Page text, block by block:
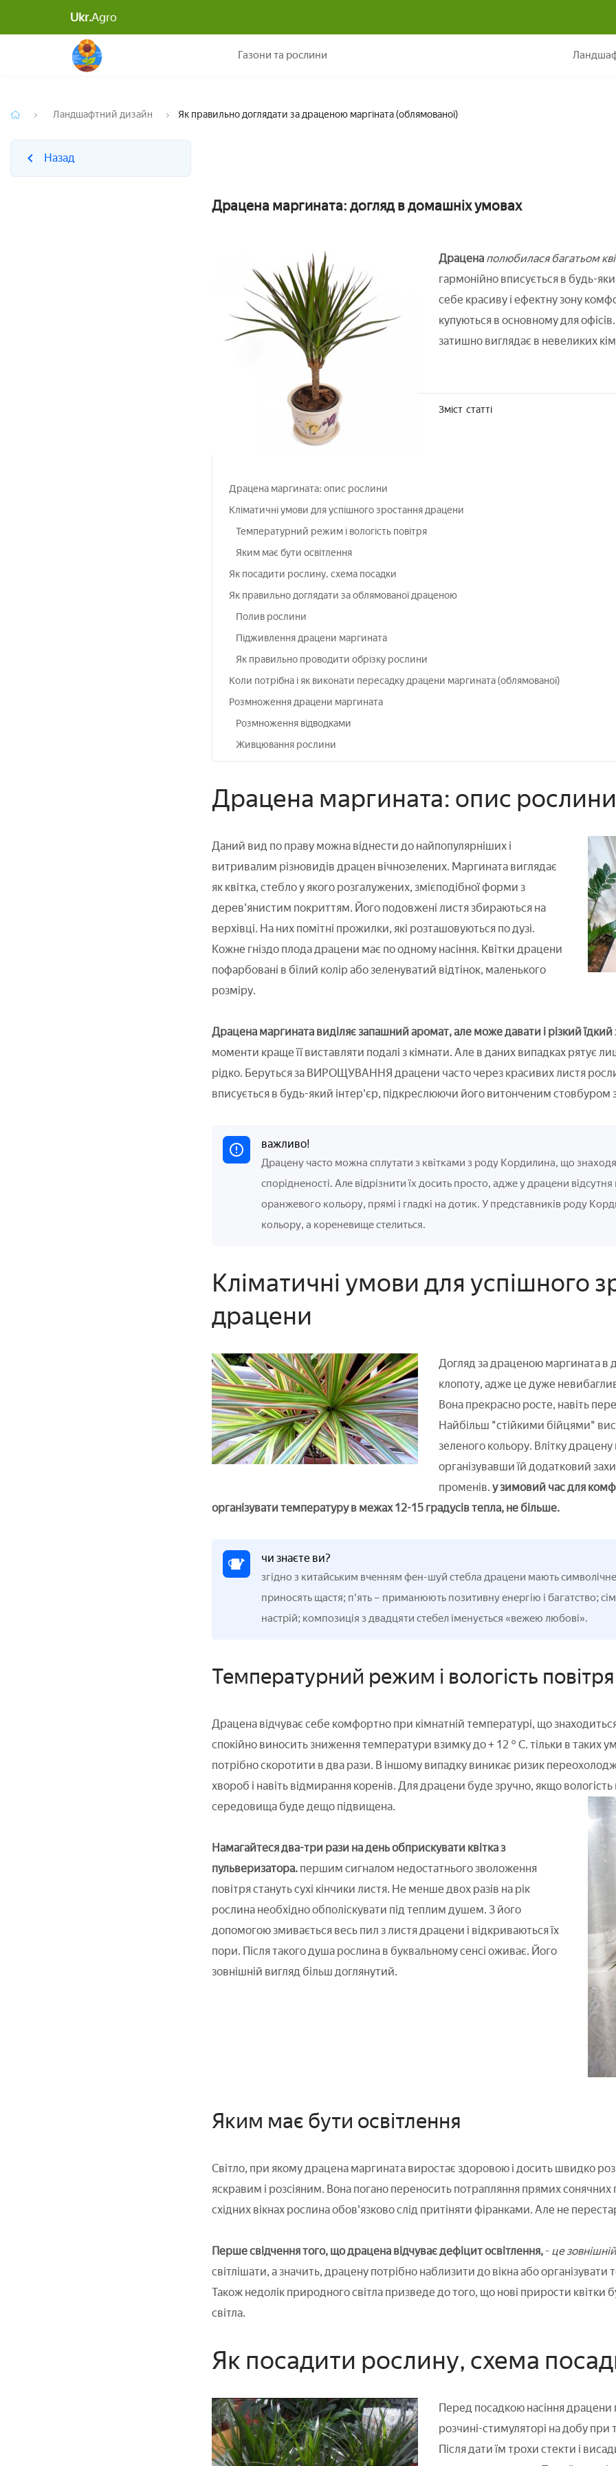
Ukr.Agro
Газони та рослини
Назад
Ландшафтний дизайн Як правильно доглядати за драценою маргіната (облямованої)
Назад
Драцена маргината: догляд в домашніх умовах
Драцена полюбилася багатьом
гармонійно вписується в будь-
себе красиву і ефектну зону
купуються в основному для
затишно виглядає в невеликих
Зміст статті
Драцена маргината: опис рослини
Кліматичні умови для успішного зростання драцени
Температурний режим і вологість повітря
Яким має бути освітлення
Як посадити рослину, схема посадки
Як правильно доглядати за облямованої драценою
Полив рослини
Підживлення драцени маргината
Як правильно проводити обрізку рослини
Коли потрібна і як виконати пересадку драцени маргината (облямованої)
Розмноження драцени маргината
Розмноження відводками
Живцювання рослини
Драцена маргината: опис рослини
Даний вид по праву можна віднести до найпопулярніших і
витривалим різновидів драцен вічнозелених. Маргината виглядає
як квітка, стебло у якого розгалужених, змієподібної форми з
дерев'янистим покриттям. Його подовжені листя збираються на
верхівці. На них помітні прожилки, які розташовуються по дузі.
Кожне гніздо плода драцени має по одному насіння. Квітки драцени
пофарбовані в білий колір або зеленуватий відтінок, маленького
розміру.
Драцена маргината виділяє запашний аромат, але може давати і різкий їдкий
моменти краще її виставляти подалі з кімнати. Але в даних випадках рятує
рідко. Беруться за ВИРОЩУВАННЯ драцени часто через красивих листя
вписується в будь-який інтер'єр, підкреслюючи його витонченим стовбуром
важливо!
Драцену часто можна сплутати з квітками з роду Кордилина, що
спорідненості. Але відрізнити їх досить просто, адже у драцени
оранжевого кольору, прямі і гладкі на дотик. У представників роду
кольору, а кореневище стелиться.
Кліматичні умови для успішного
драцени
Догляд за драценою маргината в
клопоту, адже це дуже
Вона прекрасно росте, навіть
Найбільш "стійкими бійцями"
зеленого кольору. Влітку
організувавши їй додатковий
променів. у зимовий час для
організувати температуру в межах 12-15 градусів тепла, не більше.
чи знаєте ви?
згідно з китайським вченням фен-шуй стебла драцени мають
приносять щастя; п'ять – приманюють позитивну енергію і багатство;
настрій; композиція з двадцяти стебел іменується «вежею любові».
Температурний режим і вологість повітря
Драцена відчуває себе комфортно при кімнатній температурі, що
спокійно виносить зниження температури взимку до + 12 ° C. тільки в таких
потрібно скоротити в два рази. В іншому випадку виникає ризик
хвороб і навіть відмирання коренів. Для драцени буде зручно, якщо вологість
середовища буде дещо підвищена.
Намагайтеся два-три рази на день обприскувати квітка з
пульверизатора.першим сигналом недостатнього зволоження
повітря стануть сухі кінчики листя. Не менше двох разів на рік
рослина необхідно обполіскувати під теплим душем. З його
допомогою змивається весь пил з листя драцени і відкриваються їх
пори. Після такого душа рослина в буквальному сенсі оживає. Його
зовнішній вигляд більш доглянутий.
Яким має бути освітлення
Світло, при якому драцена маргината виростає здоровою і досить швидко
яскравим і розсіяним. Вона погано переносить потрапляння прямих сонячних
східних вікнах рослина обов'язково слід притіняти фіранками. Але не
Перше свідчення того, що драцена відчуває дефіцит освітлення,- це
світлішати, а значить, драцену потрібно наблизити до вікна або організувати
Також недолік природного світла призведе до того, що нові прирости квітки
світла.
Як посадити рослину, схема
Перед посадкою насіння драцени
розчині-стимуляторі на добу
Після дати їм трохи стекти і